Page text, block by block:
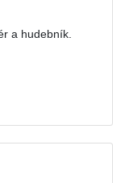
a hudebník.